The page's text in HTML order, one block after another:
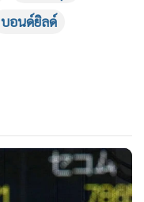
บอนด์ยิลด์